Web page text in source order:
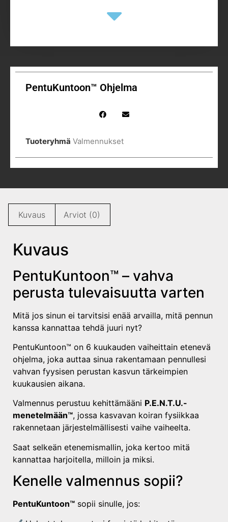
PentuKuntoon™ Ohjelma
Tuoteryhmä Valmennukset
Kuvaus Arviot (0)
Kuvaus
PentuKuntoon™ – vahva
perusta tulevaisuutta varten
Mitä jos sinun ei tarvitsisi enää arvailla, mitä pennun
kanssa kannattaa tehdä juuri nyt?
PentuKuntoon™ on 6 kuukauden vaiheittain etenevä
ohjelma, joka auttaa sinua rakentamaan pennullesi
vahvan fyysisen perustan kasvun tärkeimpien
kuukausien aikana.
Valmennus perustuu kehittämääni P.E.N.T.U.-
menetelmään™, jossa kasvavan koiran fysiikkaa
rakennetaan järjestelmällisesti vaihe vaiheelta.
Saat selkeän etenemismallin, joka kertoo mitä
kannattaa harjoitella, milloin ja miksi.
Kenelle valmennus sopii?
PentuKuntoon™ sopii sinulle, jos: